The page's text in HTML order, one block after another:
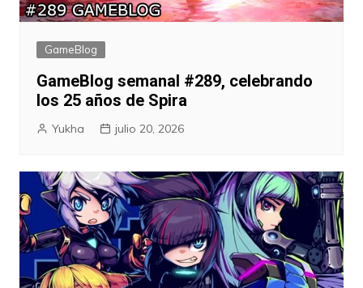
GameBlog
GameBlog semanal #289, celebrando
los 25 años de Spira
Yukha julio 20, 2026